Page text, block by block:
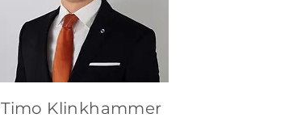
Timo Klinkhammer